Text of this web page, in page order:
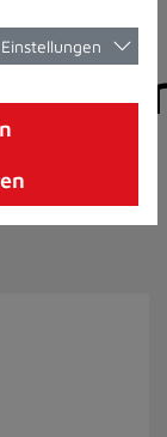
Einstellungen